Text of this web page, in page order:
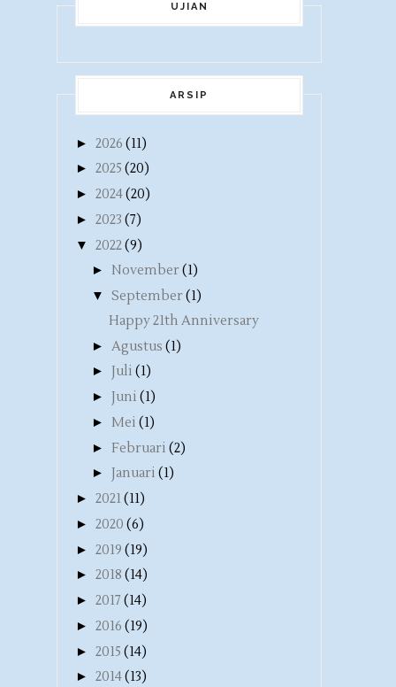
UJIAN
ARSIP
► 2026 (11)
► 2025 (20)
► 2024(20)
► 2023 (7)
▼ 2022(9)
► November(1)
▼ September(1)
Happy 21th Anniversary
► Agustus (1)
► Juli (1)
► Juni (1)
► Mei (1)
► Februari (2)
► Januari (1)
► 2021(11)
► 2020 (6)
► 2019 (19)
► 2018 (14)
► 2017 (14)
► 2016 (19)
► 2015 (14)
► 2014(13)